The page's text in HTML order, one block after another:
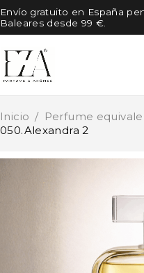
Envío gratuito en España
Baleares desde 99 €.
Inicio / Perfume
050.Alexandra 2